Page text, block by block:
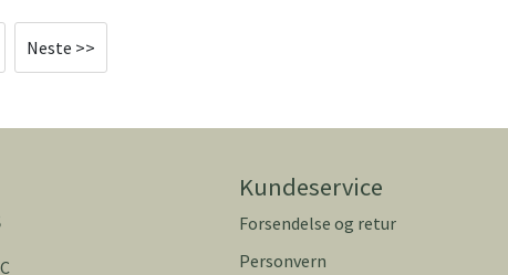
Neste >>
Kundeservice
Forsendelse og retur
Personvern